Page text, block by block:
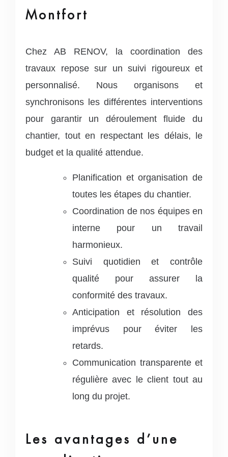
Montfort
Chez AB RENOV, la coordination des
travaux repose sur un suivi rigoureux et
personnalisé. Nous organisons et
synchronisons les différentes interventions
pour garantir un déroulement fluide du
chantier, tout en respectant les délais, le
budget et la qualité attendue.
Planification et organisation de
toutes les étapes du chantier.
Coordination de nos équipes en
interne pour un travail
harmonieux.
Suivi quotidien et contrôle
qualité pour assurer la
conformité des travaux.
Anticipation et résolution des
imprévus pour éviter les
retards.
Communication transparente et
régulière avec le client tout au
long du projet.
Les avantages d’une